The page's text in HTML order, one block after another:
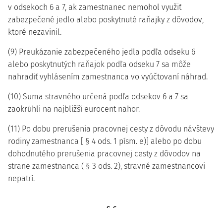
v odsekoch 6 a 7, ak zamestnanec nemohol využiť
zabezpečené jedlo alebo poskytnuté raňajky z dôvodov,
ktoré nezavinil.
(9) Preukázanie zabezpečeného jedla podľa odseku 6
alebo poskytnutých raňajok podľa odseku 7 sa môže
nahradiť vyhlásením zamestnanca vo vyúčtovaní náhrad.
(10) Suma stravného určená podľa odsekov 6 a 7 sa
zaokrúhli na najbližší eurocent nahor.
(11) Po dobu prerušenia pracovnej cesty z dôvodu návštevy
rodiny zamestnanca [ § 4 ods. 1 písm. e)] alebo po dobu
dohodnutého prerušenia pracovnej cesty z dôvodov na
strane zamestnanca ( § 3 ods. 2), stravné zamestnancovi
nepatrí.